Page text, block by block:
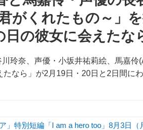
がくれたもの～」
日の彼女に会えたな
玲奈、声優・小坂井祐莉絵、馬嘉
たなら」が2月19日・20日と2日間に
」特別短編「I am a hero too」8月3日